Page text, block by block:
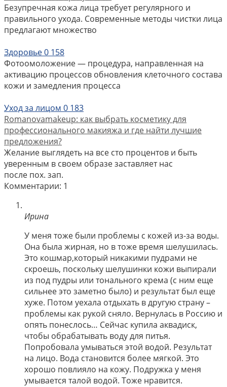
Безупречная кожа лица требует регулярного и
правильного ухода. Современные методы чистки лица
предлагают множество
Здоровье0 158
Фотоомоложение — процедура, направленная на
активацию процессов обновления клеточного состава
кожи и замедления процесса
Уход за лицом 0 183
Romanovamakeup: как выбрать косметику для
профессионального макияжа и где найти лучшие
предложения?
Желание выглядеть на все сто процентов и быть
уверенным в своем образе заставляет нас
после пох. зап.
Комментарии: 1
Ирина
У меня тоже были проблемы с кожей из-за воды.
Она была жирная, но в тоже время шелушилась.
Это кошмар,который никакими пудрами не
скроешь, поскольку шелушинки кожи выпирали
из под пудры или тонального крема (с ним еще
сильнее это заметно было) и результат был еще
хуже. Потом уехала отдыхать в другую страну –
проблемы как рукой сняло. Вернулась в Россию и
опять понеслось… Сейчас купила аквадиск,
чтобы обрабатывать воду для питья.
Попробовала умываться этой водой. Результат
на лицо. Вода становится более мягкой. Это
хорошо повлияло на кожу. Подружка у меня
умывается талой водой. Тоже нравится.